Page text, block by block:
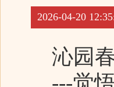
2026-04-20
沁园春